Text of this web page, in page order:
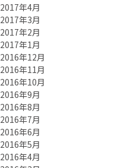
2017年4月
2017年3月
2017年2月
2017年1月
2016年12月
2016年11月
2016年10月
2016年9月
2016年8月
2016年7月
2016年6月
2016年5月
2016年4月